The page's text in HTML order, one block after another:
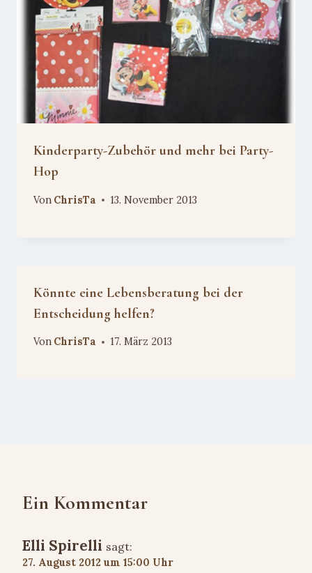
Kinderparty-Zubehör und mehr bei Party-
Hop
Von ChrisTa 13. November 2013
Könnte eine Lebensberatung bei der
Entscheidung helfen?
Von ChrisTa 17. März 2013
Ein Kommentar
Elli Spirelli sagt:
27. August 2012 um 15:00 Uhr